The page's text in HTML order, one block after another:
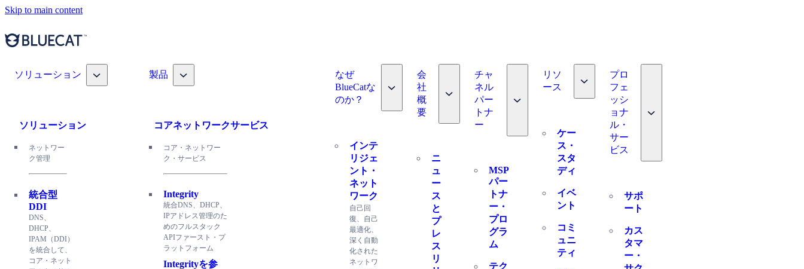
Skip to main content
ソリューション Toggle nav dropdown
ソリューション
ネットワー
ク管理
統合型
DDI
DNS、
DHCP、
IPAM（DDI）
を統合して、
コア・ネット
製品 Toggle nav dropdown
コアネットワークサービス
コア・ネットワー
ク・サービス
Integrity
統合DNS、DHCP、
IPアドレス管理のた
めのフルスタック
APIファースト・プ
ラットフォーム
Integrityを参
なぜ
BlueCatな
のか？
Toggle nav dropdown
インテ
リジェ
ント・
ネット
ワーク
自己回
復、自己
最適化、
深く自動
化された
ネットワ
会
社
概
要
Toggle nav dropdown
ニ
ュ
ー
ス
と
プ
レ
ス
リ
チャ
ネル
パー
トナ
ー
Toggle nav dropdown
MSP
パー
トナ
ー・
プロ
グラ
ム
テク
リソ
ース
Toggle nav dropdown
ケー
ス・
スタ
ディ
イベ
ント
コミ
ュニ
ティ
プロ
フェ
ッシ
ョナ
ル・
サー
ビス
Toggle nav dropdown
サポ
ート
カス
タマ
ー・